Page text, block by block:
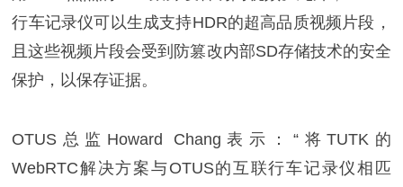
行车记录仪可以生成支持HDR的超高品质视频片段，
且这些视频片段会受到防篡改内部SD存储技术的安全
保护，以保存证据。
OTUS总监Howard Chang表示：“将TUTK的
WebRTC解决方案与OTUS的互联行车记录仪相匹